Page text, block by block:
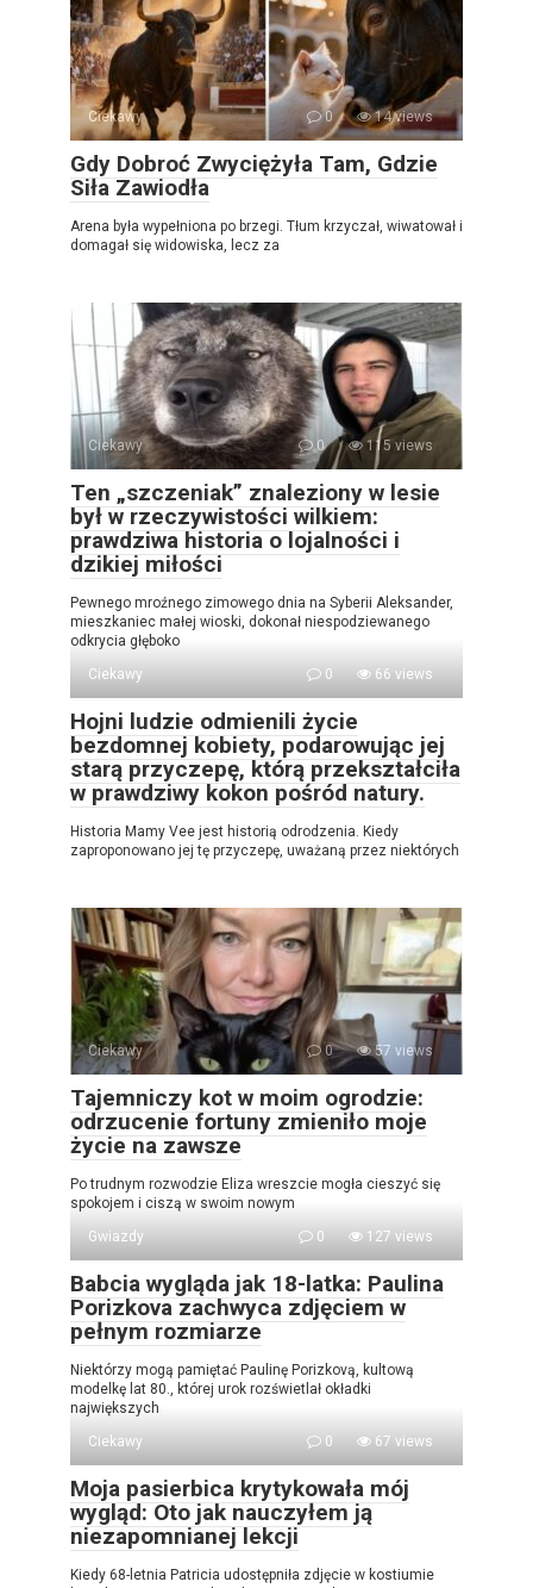
Ciekawy 0 14 views
Gdy Dobroć Zwyciężyła Tam, Gdzie
Siła Zawiodła
Arena była wypełniona po brzegi. Tłum krzyczał, wiwatował i
domagał się widowiska, lecz za
Ciekawy 0 115 views
Ten „szczeniak” znaleziony w lesie
był w rzeczywistości wilkiem:
prawdziwa historia o lojalności i
dzikiej miłości
Pewnego mroźnego zimowego dnia na Syberii Aleksander,
mieszkaniec małej wioski, dokonał niespodziewanego
odkrycia głęboko
Ciekawy
0 66 views
Hojni ludzie odmienili życie
bezdomnej kobiety, podarowując jej
starą przyczepę, którą przekształciła
w prawdziwy kokon pośród natury.
Historia Mamy Vee jest historią odrodzenia. Kiedy
zaproponowano jej tę przyczepę, uważaną przez niektórych
Ciekawy 0 57 views
Tajemniczy kot w moim ogrodzie:
odrzucenie fortuny zmieniło moje
życie na zawsze
Po trudnym rozwodzie Eliza wreszcie mogła cieszyć się
spokojem i ciszą w swoim nowym
Gwiazdy
0 127 views
Babcia wygląda jak 18-latka: Paulina
Porizkova zachwyca zdjęciem w
pełnym rozmiarze
Niektórzy mogą pamiętać Paulinę Porizkovą, kultową
modelkę lat 80., której urok rozświetlał okładki
największych
Ciekawy
0 67 views
Moja pasierbica krytykowała mój
wygląd: Oto jak nauczyłem ją
niezapomnianej lekcji
Kiedy 68-letnia Patricia udostępniła zdjęcie w kostiumie